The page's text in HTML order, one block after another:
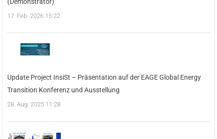
17. Feb. 2026 15:22
Update Project InsiSt – Präsentation auf der EAGE Global Energy
Transition Konferenz und Ausstellung
28. Aug. 2025 11:28